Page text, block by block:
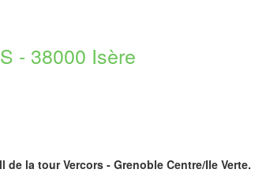
- 38000 Isère
la tour Vercors - Grenoble Centre/Ile Verte.